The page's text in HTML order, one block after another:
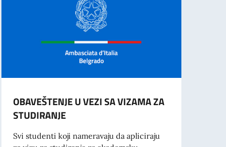
OBAVEŠTENJE U VEZI SA VIZAMA ZA
STUDIRANJE
Svi studenti koji nameravaju da apliciraju